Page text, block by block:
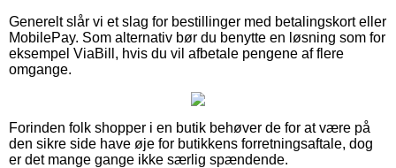
Generelt slår vi et slag for bestillinger med betalingskort eller
MobilePay. Som alternativ bør du benytte en løsning som for
eksempel ViaBill, hvis du vil afbetale pengene af flere
omgange.
Forinden folk shopper i en butik behøver de for at være på
den sikre side have øje for butikkens forretningsaftale, dog
er det mange gange ikke særlig spændende.